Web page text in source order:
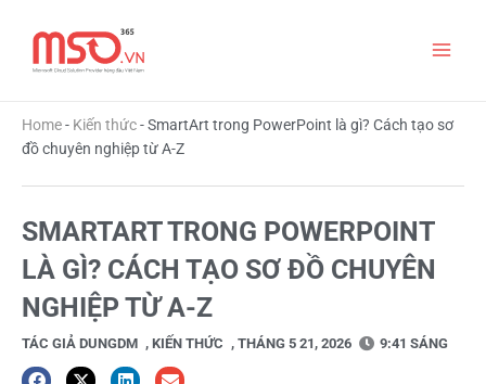
Home- Kiến thức-SmartArt trong PowerPoint là gì? Cách tạo sơ
đồ chuyên nghiệp từ A-Z
SMARTART TRONG POWERPOINT
LÀ GÌ? CÁCH TẠO SƠ ĐỒ CHUYÊN
NGHIỆP TỪ A-Z
TÁC GIẢ DUNGDM , KIẾN THỨC , THÁNG 5 21, 2026 9:41 SÁNG